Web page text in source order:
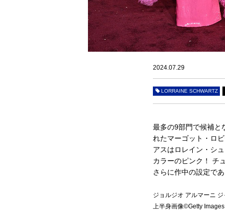
2024.07.29
LORRAINE SCHWARTZ
最多の9部門で候補と
れたマーゴット・ロ
アスはロレイン・シ
カラーのピンク！ チ
さらに作中の設定で
ジョルジオ アルマーニ
上半身画像©Getty Images